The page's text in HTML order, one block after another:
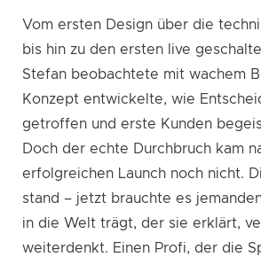
Vom ersten Design über die
bis hin zu den ersten live
Stefan beobachtete mit wachem
Konzept entwickelte, wie
getroffen und erste Kunden
Doch der echte Durchbruch kam
erfolgreichen Launch noch nicht.
stand – jetzt brauchte es
in die Welt trägt, der sie erklärt,
weiterdenkt. Einen Profi, der die